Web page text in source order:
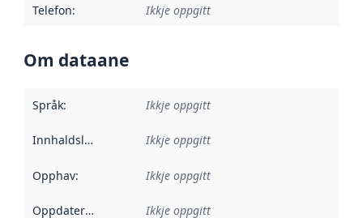
Telefon: Ikkje oppgitt
Om dataane
Språk: Ikkje oppgitt
Innhaldsleverandørar :
Ikkje oppgitt
Opphav: Ikkje oppgitt
Oppdateringsfrekvens :
Ikkje oppgitt